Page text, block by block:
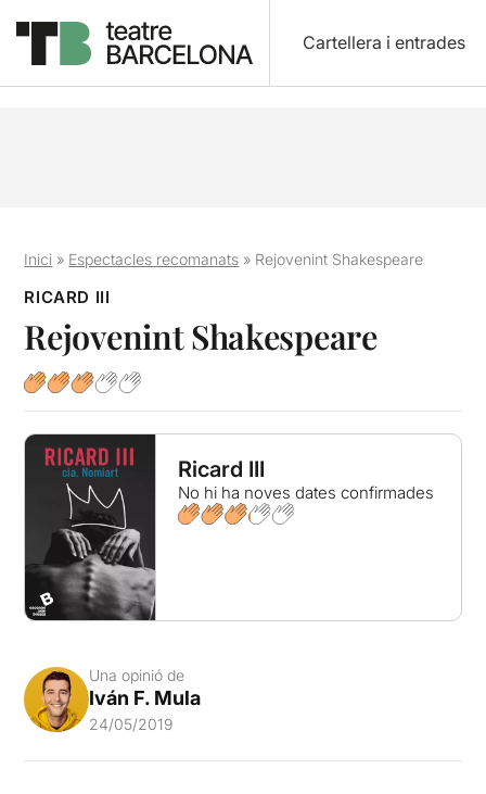
Cartellera i entrades
Inici » Espectacles recomanats » Rejovenint Shakespeare
RICARD III
Rejovenint Shakespeare
Ricard III
No hi ha noves dates confirmades
Una opinió de
Iván F. Mula
24/05/2019